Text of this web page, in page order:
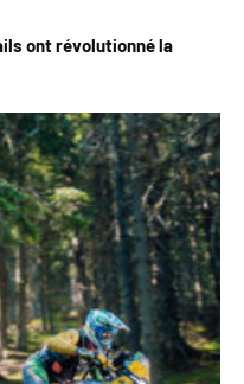
ont révolutionné la